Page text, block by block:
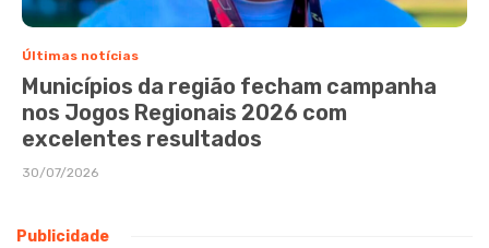
Últimas notícias
Municípios da região fecham campanha
nos Jogos Regionais 2026 com
excelentes resultados
30/07/2026
Publicidade